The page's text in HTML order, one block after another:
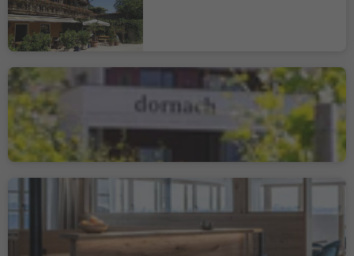
Osteria Contadina -
Buschenschank Dornach
Aldein/Aldino